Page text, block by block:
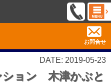
お問合せ
DATE: 2019-05-23
ョン 木津かぶと